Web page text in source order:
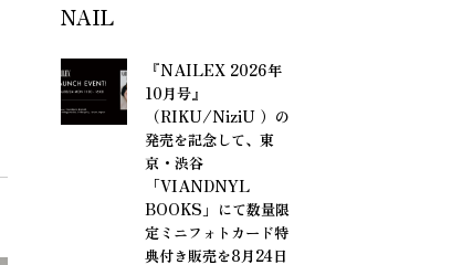
NAIL
『NAILEX 2026年
10月号 』
（RIKU/NiziU ） の
発売を記念して、 東
京 ・ 渋谷
「VIANDNYL
BOOKS」 にて数量限
定 ミ ニフ ォ ト カー ド特
典付き販売を8月24日